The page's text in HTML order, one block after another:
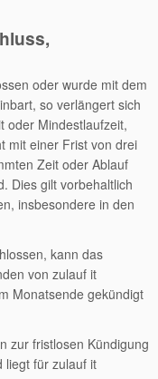
oder wurde mit dem
so verlängert sich
oder Mindestlaufzeit,
mit einer Frist von drei
Zeit oder Ablauf
Dies gilt vorbehaltlich
insbesondere in den
kann das
von zulauf it
Monatsende gekündigt
zur fristlosen Kündigung
liegt für zulauf it